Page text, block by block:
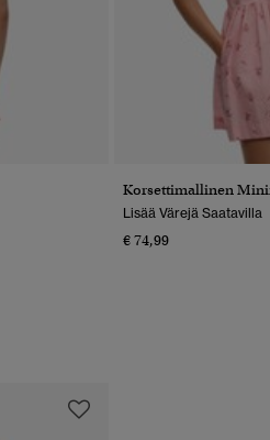
Korsettimallinen
Lisää Värejä Saatavilla
€ 74,99